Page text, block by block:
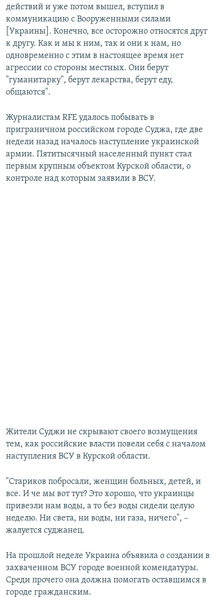
действий и уже потом вышел, вступил в
коммуникацию с Вооруженными силами
[Украины]. Конечно, все осторожно относятся друг
к другу. Как и мы к ним, так и они к нам, но
одновременно с этим в настоящее время нет
агрессии со стороны местных. Они берут
"гуманитарку", берут лекарства, берут еду,
общаются".
Журналистам RFE удалось побывать в
приграничном российском городе Суджа, где две
недели назад началось наступление украинской
армии. Пятитысячный населенный пункт стал
первым крупным объектом Курской области, о
контроле над которым заявили в ВСУ.
Жители Суджи не скрывают своего возмущения
тем, как российские власти повели себя с началом
наступления ВСУ в Курской области.
"Стариков побросали, женщин больных, детей, и
все. И че мы вот тут? Это хорошо, что украинцы
привезли нам воды, а то без воды сидели целую
неделю. Ни света, ни воды, ни газа, ничего", –
жалуется суджанец.
На прошлой неделе Украина объявила о создании в
захваченном ВСУ городе военной комендатуры.
Среди прочего она должна помогать оставшимся в
городе гражданским.